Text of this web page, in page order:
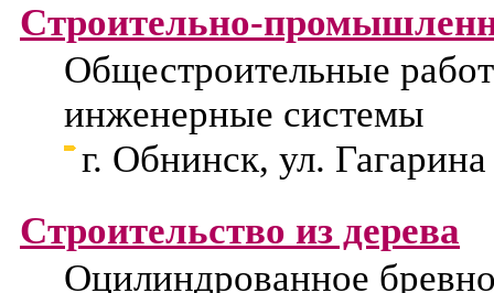
Строительно-
Общестроительные
инженерные системы
г. Обнинск, ул.
Строительство из дерева
Оцилиндрованное